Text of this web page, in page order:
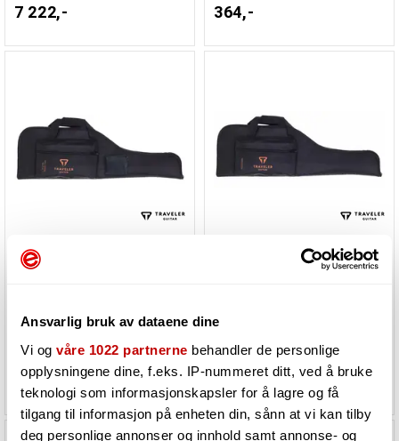
Ansvarlig bruk av dataene dine
Vi og våre 1022 partnerne behandler de personlige
opplysningene dine, f.eks. IP-nummeret ditt, ved å bruke
teknologi som informasjonskapsler for å lagre og få
tilgang til informasjon på enheten din, sånn at vi kan tilby
deg personlige annonser og innhold samt annonse- og
7 222,- 364,-
Pro-Series Mod-X
Må bestilles. Varen er på lager
hos vår leverandør
503,-
Traveler Guitar Deluxe Gig Bag
Speedster and Speedster Hot Rod
503,-